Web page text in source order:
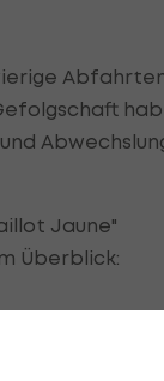
Jaune"
Überblick: